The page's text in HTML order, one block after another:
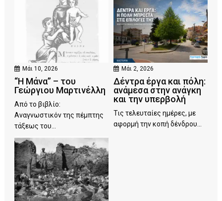
Μάι 10, 2026
“Η Μάνα” – του
Γεώργιου Μαρτινέλλη
Από το βιβλίο:
Αναγνωστικόν της πέμπτης
τάξεως του...
Μάι 2, 2026
Δέντρα έργα και πόλη:
ανάμεσα στην ανάγκη
και την υπερβολή
Τις τελευταίες ημέρες, με
αφορμή την κοπή δένδρου...